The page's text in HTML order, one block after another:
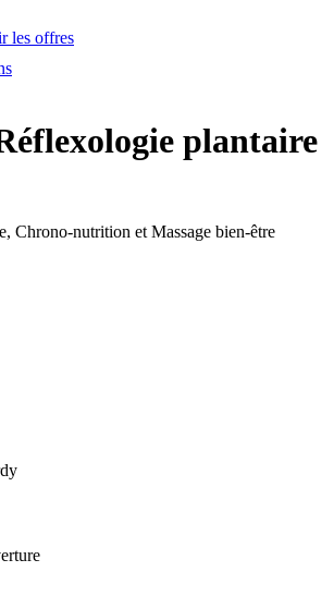
les offres
plantaire
Chrono-nutrition et Massage bien-être